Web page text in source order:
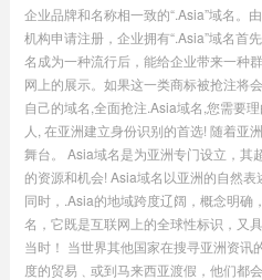
企业品牌和名称相一致的“.Asia”域名。
机构申请注册，企业拥有“.Asia”域名首
名成为一种流行后，能给企业带来一种
网上的展示。如果这一类商标被抢注将
自己的域名,全面抢注.Asia域名,您需要
人, 在亚洲建立身份识别的首选! 随着亚
舞台。 Asia域名是为亚洲专门设立，其
的资源和机会! Asia域名以亚洲的自然表
同时，.Asia的地域跨度辽阔，概念明确
名，它既是互联网上的全球性标识，又
当时！ 当世界其他国家在搜寻亚洲资讯
度的贸易﹑或到马来西亚渡假，他们都